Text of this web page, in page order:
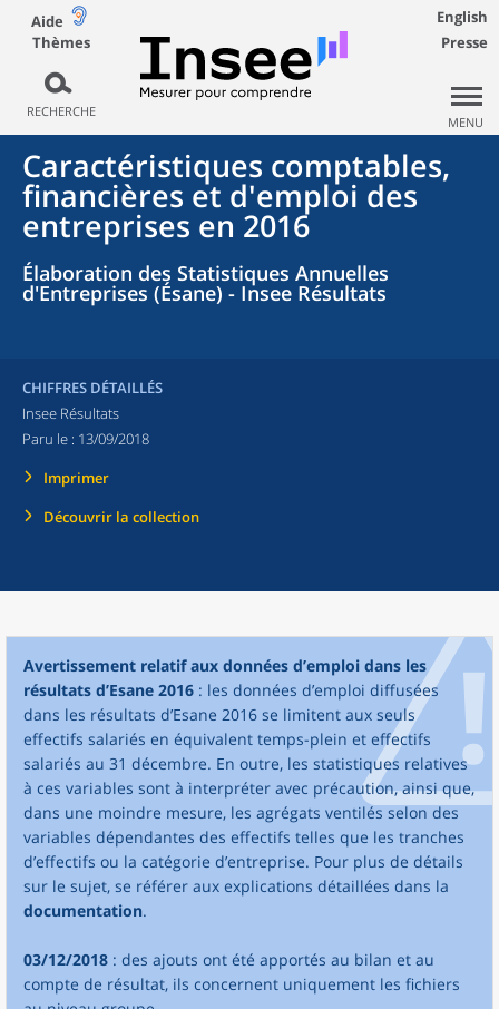
Aide
Thèmes
RECHERCHE
English
Presse
MENU
Caractéristiques comptables,
financières et d'emploi des
entreprises en 2016
Élaboration des Statistiques Annuelles
d'Entreprises (Ésane) - Insee Résultats
CHIFFRES DÉTAILLÉS
Insee Résultats
Paru le : 13/09/2018
Imprimer
Découvrir la collection
Avertissement relatif aux données d’emploi dans les
résultats d’Esane 2016 : les données d’emploi diffusées
dans les résultats d’Esane 2016 se limitent aux seuls
effectifs salariés en équivalent temps-plein et effectifs
salariés au 31 décembre. En outre, les statistiques relatives
à ces variables sont à interpréter avec précaution, ainsi que,
dans une moindre mesure, les agrégats ventilés selon des
variables dépendantes des effectifs telles que les tranches
d’effectifs ou la catégorie d’entreprise. Pour plus de détails
sur le sujet, se référer aux explications détaillées dans la
documentation.
03/12/2018 : des ajouts ont été apportés au bilan et au
compte de résultat, ils concernent uniquement les fichiers